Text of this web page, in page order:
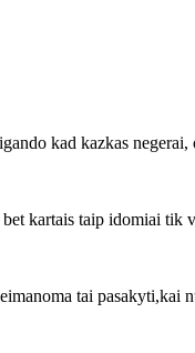
kad kazkas
kartais taip idomiai
tai